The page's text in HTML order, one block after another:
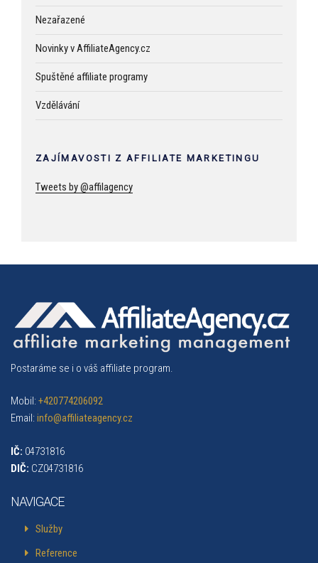
Nezařazené
Novinky v AffiliateAgency.cz
Spuštěné affiliate programy
Vzdělávání
ZAJÍMAVOSTI Z AFFILIATE MARKETINGU
Tweets by @affilagency
Postaráme se i o váš affiliate program.
Mobil: +420774206092
Email: info@affiliateagency.cz
IČ: 04731816
DIČ: CZ04731816
NAVIGACE
Služby
Reference